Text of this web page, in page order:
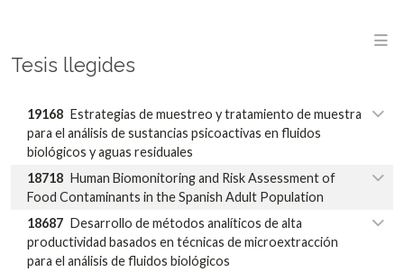
Tesis llegides
19168 Estrategias de muestreo y tratamiento de muestra
para el análisis de sustancias psicoactivas en fluidos
biológicos y aguas residuales
18718 Human Biomonitoring and Risk Assessment of
Food Contaminants in the Spanish Adult Population
18687 Desarrollo de métodos analíticos de alta
productividad basados en técnicas de microextracción
para el análisis de fluidos biológicos